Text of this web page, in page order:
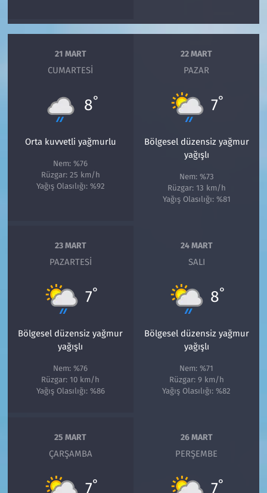
21 MART
CUMARTESI
8°
Orta kuvvetli yağmurlu
Nem: %76
Rüzgar: 25 km/h
Yağış Olasılığı: %92
22 MART
PAZAR
7°
Bölgesel düzensiz yağmur
yağışlı
Nem: %73
Rüzgar: 13 km/h
Yağış Olasılığı: %81
23 MART
PAZARTESI
7°
Bölgesel düzensiz yağmur
yağışlı
Nem: %76
Rüzgar: 10 km/h
Yağış Olasılığı: %86
24 MART
SALI
8°
Bölgesel düzensiz yağmur
yağışlı
Nem: %71
Rüzgar: 9 km/h
Yağış Olasılığı: %82
25 MART
ÇARŞAMBA
7°
26 MART
PERŞEMBE
7°